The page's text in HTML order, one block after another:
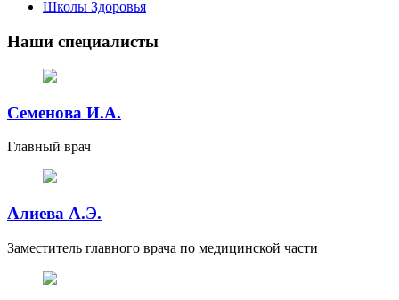
Школы Здоровья
Наши специалисты
Семенова И.А.
Главный врач
Алиева А.Э.
Заместитель главного врача по медицинской части